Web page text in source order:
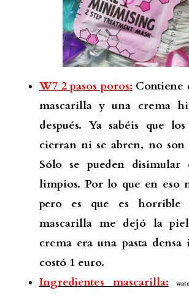
W7 2 pasos poros: Contiene
mascarilla y una crema
después. Ya sabéis que
cierran ni se abren, no son
Sólo se pueden disimular
limpios. Por lo que en eso
pero es que es
mascarilla me dejó la
crema era una pasta
costó 1 euro.
Ingredientes mascarilla: